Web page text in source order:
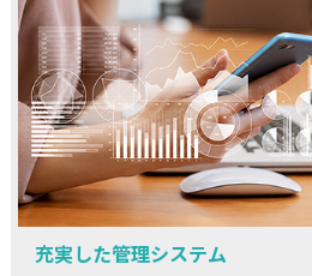
充実した管理システム